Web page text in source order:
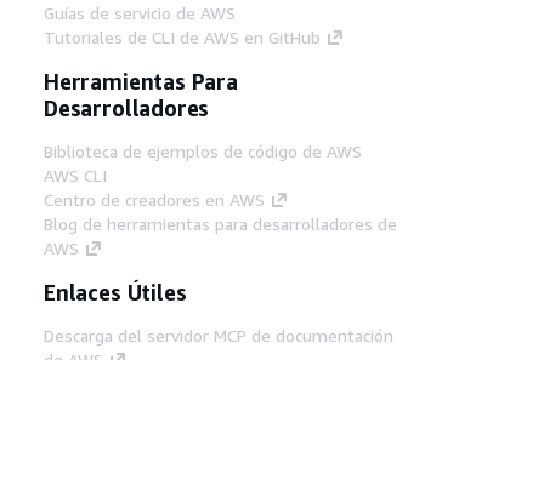
Guías de servicio de AWS
Tutoriales de CLI de AWS en GitHub
Herramientas Para
Desarrolladores
Biblioteca de ejemplos de código de AWS
AWS CLI
Centro de creadores en AWS
Blog de herramientas para desarrolladores de
AWS
Enlaces Útiles
Descarga del servidor MCP de documentación
de AWS